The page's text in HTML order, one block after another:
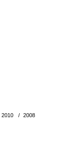
2010 / 2008